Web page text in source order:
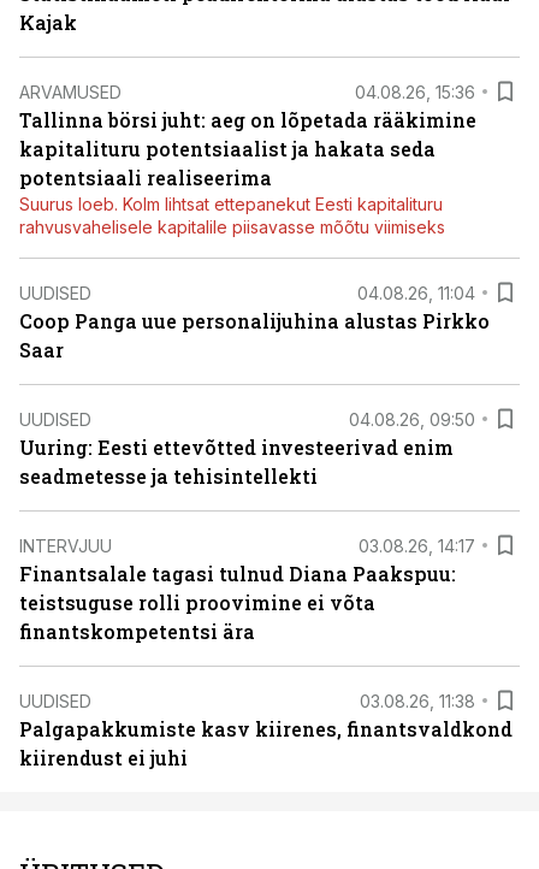
Kajak
ARVAMUSED 04.08.26, 15:36
Tallinna börsi juht: aeg on lõpetada rääkimine
kapitalituru potentsiaalist ja hakata seda
potentsiaali realiseerima
Suurus loeb. Kolm lihtsat ettepanekut Eesti kapitalituru
rahvusvahelisele kapitalile piisavasse mõõtu viimiseks
UUDISED 04.08.26, 11:04
Coop Panga uue personalijuhina alustas Pirkko
Saar
UUDISED 04.08.26, 09:50
Uuring: Eesti ettevõtted investeerivad enim
seadmetesse ja tehisintellekti
INTERVJUU 03.08.26, 14:17
Finantsalale tagasi tulnud Diana Paakspuu:
teistsuguse rolli proovimine ei võta
finantskompetentsi ära
UUDISED 03.08.26, 11:38
Palgapakkumiste kasv kiirenes, finantsvaldkond
kiirendust ei juhi